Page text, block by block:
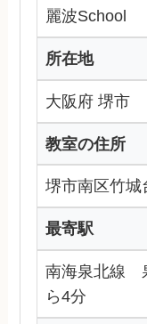
麗波School
所在地
大阪府 堺市
教室の住所
堺市南区竹城
最寄駅
南海泉北線
ら4分